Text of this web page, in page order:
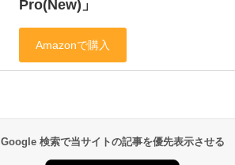
Pro(New)」
Google 検索で当サイトの記事を優先表示させる